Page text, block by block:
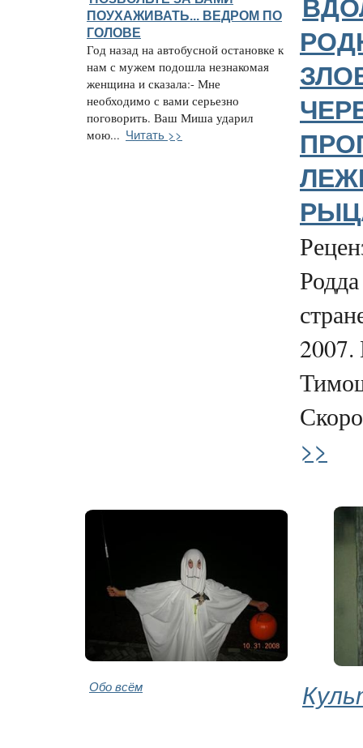
ПОУХАЖИВАТЬ... ВЕДРОМ ПО
ГОЛОВЕ
Год назад на автобусной остановке к
нам с мужем подошла незнакомая
женщина и сказала:- Мне
необходимо с вами серьезно
поговорить. Ваш Миша ударил
мою... Читать >>
2007.
>>
Обо всём